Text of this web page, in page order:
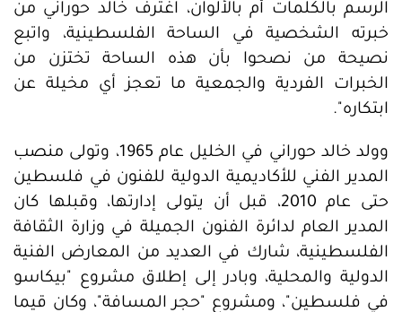
الرسم بالكلمات أم بالألوان، اغترف خالد حوراني من
خبرته الشخصية في الساحة الفلسطينية، واتبع
نصيحة من نصحوا بأن هذه الساحة تختزن من
الخبرات الفردية والجمعية ما تعجز أي مخيلة عن
ابتكاره".
وولد خالد حوراني في الخليل عام 1965، وتولى منصب
المدير الفني للأكاديمية الدولية للفنون في فلسطين
حتى عام 2010، قبل أن يتولى إدارتها، وقبلها كان
المدير العام لدائرة الفنون الجميلة في وزارة الثقافة
الفلسطينية، شارك في العديد من المعارض الفنية
الدولية والمحلية، وبادر إلى إطلاق مشروع "بيكاسو
في فلسطين"، ومشروع "حجر المسافة"، وكان قيما